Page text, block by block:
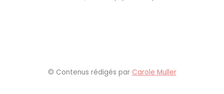
© Contenus rédigés par Carole Muller